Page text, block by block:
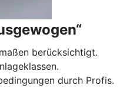
berücksichtigt.
durch Profis.